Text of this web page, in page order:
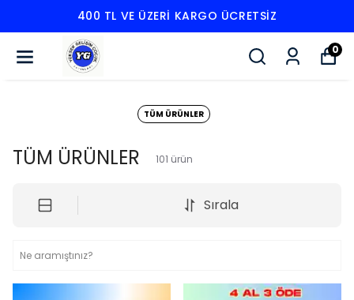
400 TL VE ÜZERI KARGO ÜCRETSIZ
0
TÜM ÜRÜNLER
TÜM ÜRÜNLER 101 ürün
Sırala